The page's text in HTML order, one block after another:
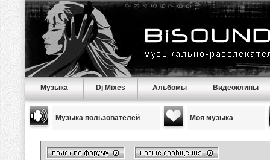
Музыка Dj Mixes Альбомы Видеоклипы
Музыка пользователей Моя музыка